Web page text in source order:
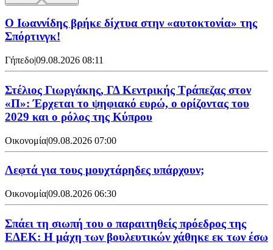
Ο Ιωαννίδης βρήκε δίχτυα στην «αυτοκτονία» της
Σπόρτινγκ!
Γήπεδο|09.08.2026 08:11
Στέλιος Γιωργάκης, ΓΔ Κεντρικής Τράπεζας στον
«Π»: Έρχεται το ψηφιακό ευρώ, ο ορίζοντας του
2029 και ο ρόλος της Κύπρου
Οικονομία|09.08.2026 07:00
Λεφτά για τους μουχτάρηδες υπάρχουν;
Οικονομία|09.08.2026 06:30
Σπάει τη σιωπή του ο παραιτηθείς πρόεδρος της
ΕΔΕΚ: Η μάχη των βουλευτικών χάθηκε εκ των έσω